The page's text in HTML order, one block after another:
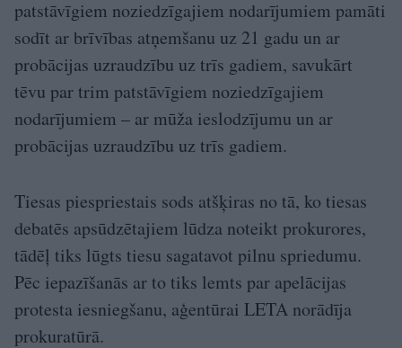
patstāvīgiem noziedzīgajiem nodarījumiem pamāti
sodīt ar brīvības atņemšanu uz 21 gadu un ar
probācijas uzraudzību uz trīs gadiem, savukārt
tēvu par trim patstāvīgiem noziedzīgajiem
nodarījumiem – ar mūža ieslodzījumu un ar
probācijas uzraudzību uz trīs gadiem.
Tiesas piespriestais sods atšķiras no tā, ko tiesas
debatēs apsūdzētajiem lūdza noteikt prokurores,
tādēļ tiks lūgts tiesu sagatavot pilnu spriedumu.
Pēc iepazīšanās ar to tiks lemts par apelācijas
protesta iesniegšanu, aģentūrai LETA norādīja
prokuratūrā.